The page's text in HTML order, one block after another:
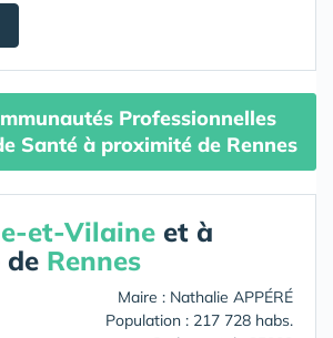
Professionnelles
Santé à proximité de Rennes
et-Vilaine et à
Rennes
Maire : Nathalie APPÉRÉ
Population : 217 728 habs.